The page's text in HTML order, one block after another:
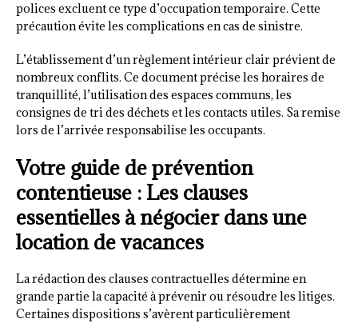
polices excluent ce type d’occupation temporaire. Cette
précaution évite les complications en cas de sinistre.
L’établissement d’un règlement intérieur clair prévient de
nombreux conflits. Ce document précise les horaires de
tranquillité, l’utilisation des espaces communs, les
consignes de tri des déchets et les contacts utiles. Sa remise
lors de l’arrivée responsabilise les occupants.
Votre guide de prévention
contentieuse : Les clauses
essentielles à négocier dans une
location de vacances
La rédaction des clauses contractuelles détermine en
grande partie la capacité à prévenir ou résoudre les litiges.
Certaines dispositions s’avèrent particulièrement